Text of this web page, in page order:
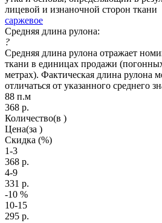
лицевой и изнаночной сторон ткани
саржевое
Средняя длина рулона:
?
Средняя длина рулона отражает
ткани в единицах продажи
метрах). Фактическая длина рулона
отличаться от указанного среднего
88 п.м
368 р.
Количество(в )
Цена(за )
Скидка (%)
1-3
368 р.
4-9
331 р.
-10 %
10-15
295 р.